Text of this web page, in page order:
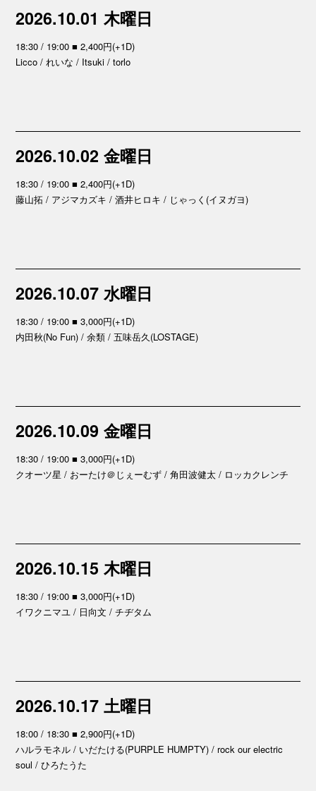
2026.10.01 木曜日
18:30 / 19:00 ■ 2,400円(+1D)
Licco / れいな / Itsuki / torlo
2026.10.02 金曜日
18:30 / 19:00 ■ 2,400円(+1D)
藤山拓 / アジマカズキ / 酒井ヒロキ / じゃっく(イヌガヨ)
2026.10.07 水曜日
18:30 / 19:00 ■ 3,000円(+1D)
内田秋(No Fun) / 余類 / 五味岳久(LOSTAGE)
2026.10.09 金曜日
18:30 / 19:00 ■ 3,000円(+1D)
クオーツ星 / おーたけ＠じぇーむず / 角田波健太 / ロッカクレンチ
2026.10.15 木曜日
18:30 / 19:00 ■ 3,000円(+1D)
イワクニマユ / 日向文 / チヂタム
2026.10.17 土曜日
18:00 / 18:30 ■ 2,900円(+1D)
ハルラモネル / いだたける(PURPLE HUMPTY) / rock our electric
soul / ひろたうた